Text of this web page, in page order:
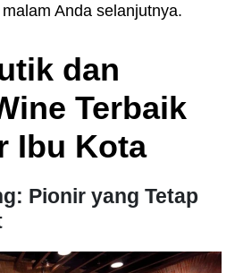
Anda selanjutnya.
dan
Terbaik
Ibu Kota
Pionir yang Tetap